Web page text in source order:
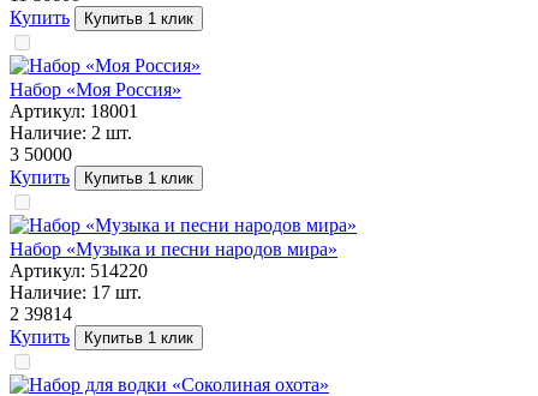
Купить
Купитьв 1 клик
Набор «Моя Россия»
Артикул: 18001
Наличие: 2 шт.
3 50000
Купить
Купитьв 1 клик
Набор «Музыка и песни народов мира»
Артикул: 514220
Наличие: 17 шт.
2 39814
Купить
Купитьв 1 клик